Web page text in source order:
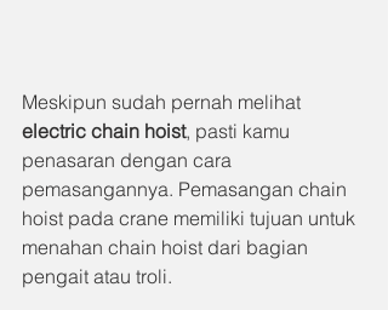
Meskipun sudah pernah melihat
electric chain hoist, pasti kamu
penasaran dengan cara
pemasangannya. Pemasangan chain
hoist pada crane memiliki tujuan untuk
menahan chain hoist dari bagian
pengait atau troli.